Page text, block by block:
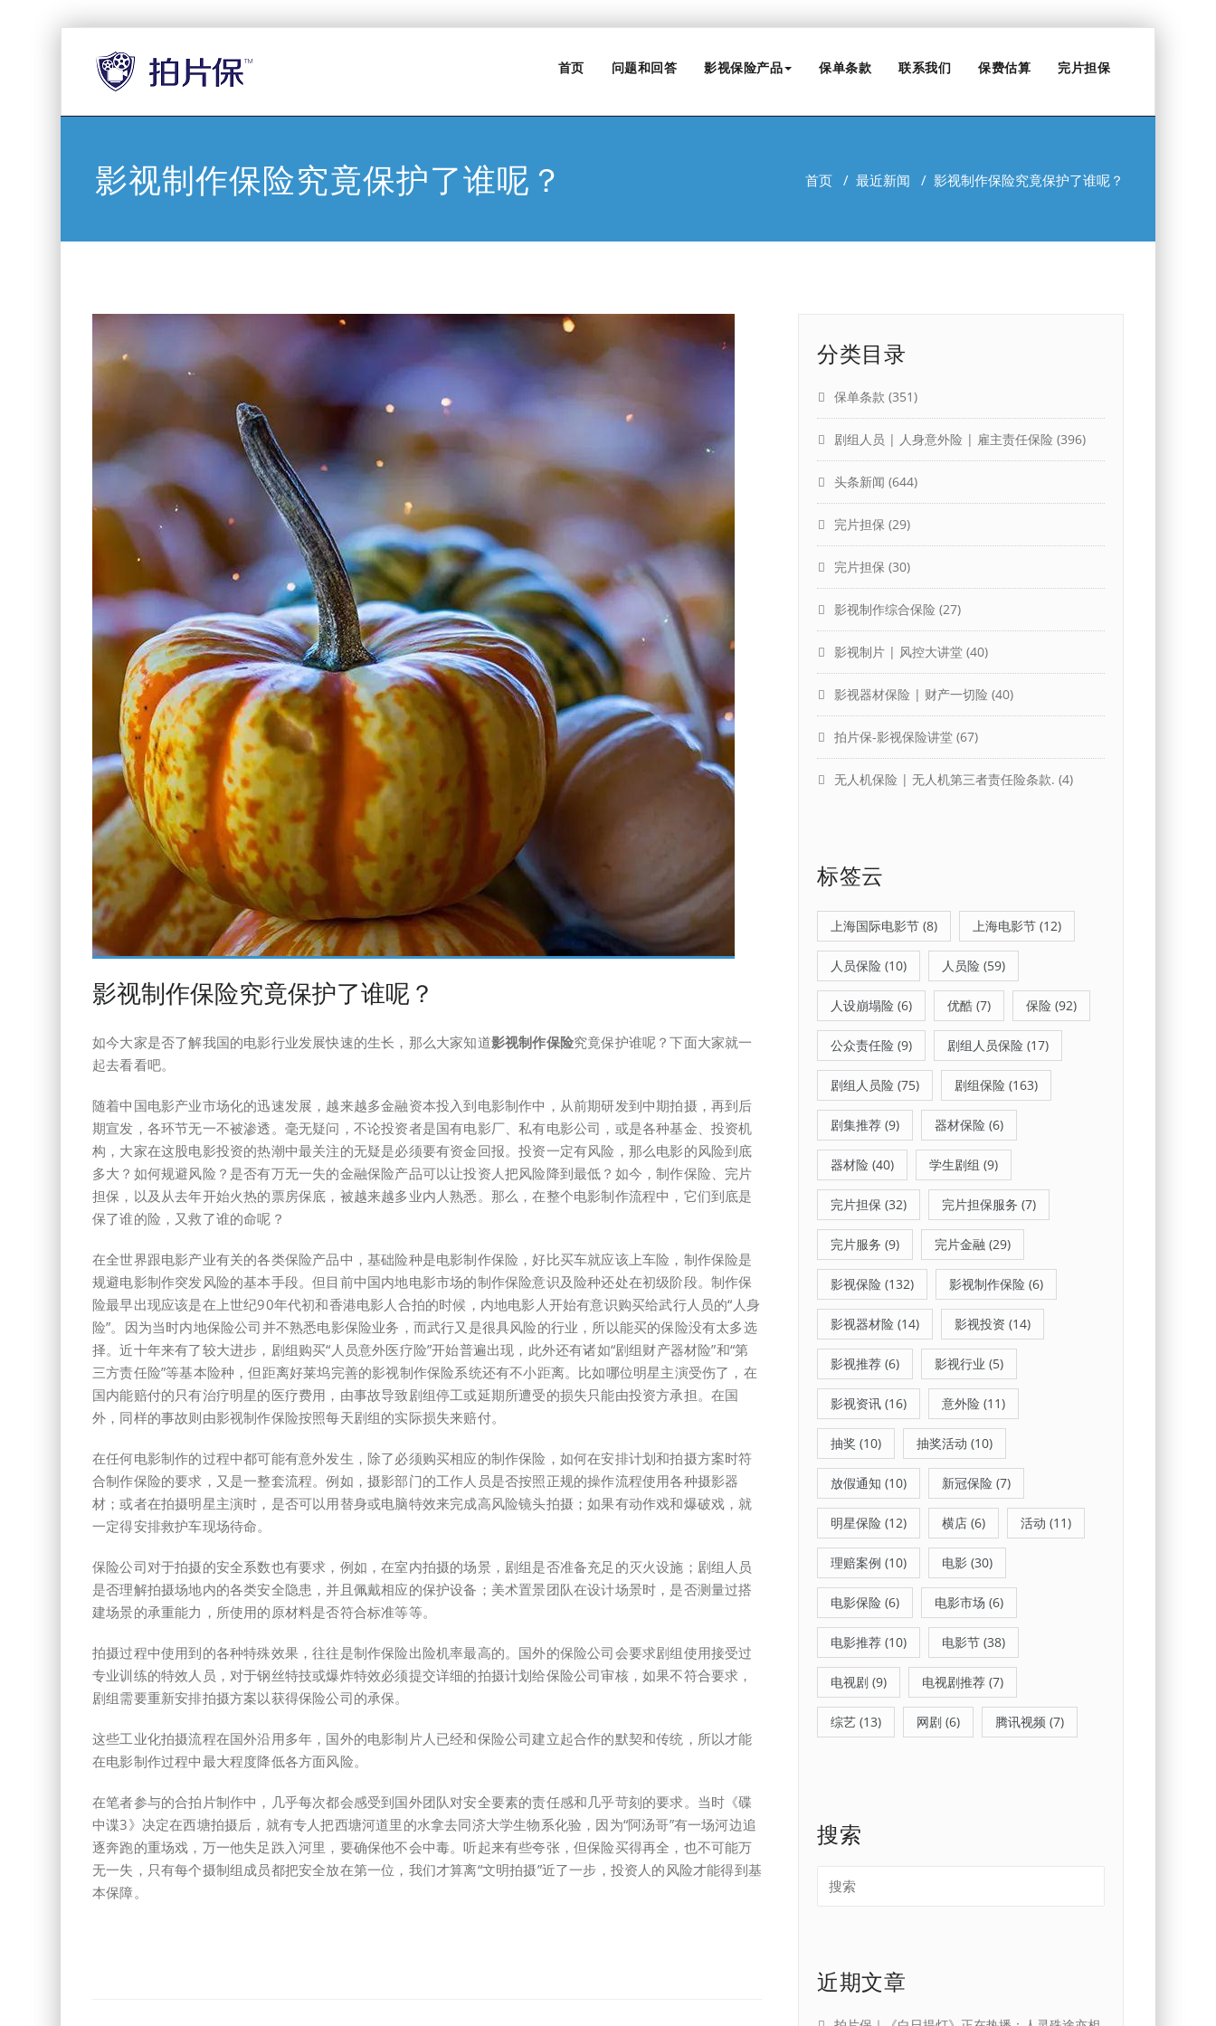
首页 问题和回答 影视保险产品 保单条款 联系我们 保费估算 完片担保
影视制作保险究竟保护了谁呢？ 首页 / 最近新闻 / 影视制作保险究竟保护了谁呢？
影视制作保险究竟保护了谁呢？
如今大家是否了解我国的电影行业发展快速的生长，那么大家知道影视制作保险究竟保护谁呢？下面大家就一
起去看看吧。
随着中国电影产业市场化的迅速发展，越来越多金融资本投入到电影制作中，从前期研发到中期拍摄，再到后
期宣发，各环节无一不被渗透。毫无疑问，不论投资者是国有电影厂、私有电影公司，或是各种基金、投资机
构，大家在这股电影投资的热潮中最关注的无疑是必须要有资金回报。投资一定有风险，那么电影的风险到底
多大？如何规避风险？是否有万无一失的金融保险产品可以让投资人把风险降到最低？如今，制作保险、完片
担保，以及从去年开始火热的票房保底，被越来越多业内人熟悉。那么，在整个电影制作流程中，它们到底是
保了谁的险，又救了谁的命呢？
在全世界跟电影产业有关的各类保险产品中，基础险种是电影制作保险，好比买车就应该上车险，制作保险是
规避电影制作突发风险的基本手段。但目前中国内地电影市场的制作保险意识及险种还处在初级阶段。制作保
险最早出现应该是在上世纪90年代初和香港电影人合拍的时候，内地电影人开始有意识购买给武行人员的“人身
险”。因为当时内地保险公司并不熟悉电影保险业务，而武行又是很具风险的行业，所以能买的保险没有太多选
择。近十年来有了较大进步，剧组购买“人员意外医疗险”开始普遍出现，此外还有诸如“剧组财产器材险”和“第
三方责任险”等基本险种，但距离好莱坞完善的影视制作保险系统还有不小距离。比如哪位明星主演受伤了，在
国内能赔付的只有治疗明星的医疗费用，由事故导致剧组停工或延期所遭受的损失只能由投资方承担。在国
外，同样的事故则由影视制作保险按照每天剧组的实际损失来赔付。
在任何电影制作的过程中都可能有意外发生，除了必须购买相应的制作保险，如何在安排计划和拍摄方案时符
合制作保险的要求，又是一整套流程。例如，摄影部门的工作人员是否按照正规的操作流程使用各种摄影器
材；或者在拍摄明星主演时，是否可以用替身或电脑特效来完成高风险镜头拍摄；如果有动作戏和爆破戏，就
一定得安排救护车现场待命。
保险公司对于拍摄的安全系数也有要求，例如，在室内拍摄的场景，剧组是否准备充足的灭火设施；剧组人员
是否理解拍摄场地内的各类安全隐患，并且佩戴相应的保护设备；美术置景团队在设计场景时，是否测量过搭
建场景的承重能力，所使用的原材料是否符合标准等等。
拍摄过程中使用到的各种特殊效果，往往是制作保险出险机率最高的。国外的保险公司会要求剧组使用接受过
专业训练的特效人员，对于钢丝特技或爆炸特效必须提交详细的拍摄计划给保险公司审核，如果不符合要求，
剧组需要重新安排拍摄方案以获得保险公司的承保。
这些工业化拍摄流程在国外沿用多年，国外的电影制片人已经和保险公司建立起合作的默契和传统，所以才能
在电影制作过程中最大程度降低各方面风险。
在笔者参与的合拍片制作中，几乎每次都会感受到国外团队对安全要素的责任感和几乎苛刻的要求。当时《碟
中谍3》决定在西塘拍摄后，就有专人把西塘河道里的水拿去同济大学生物系化验，因为“阿汤哥”有一场河边追
逐奔跑的重场戏，万一他失足跌入河里，要确保他不会中毒。听起来有些夸张，但保险买得再全，也不可能万
无一失，只有每个摄制组成员都把安全放在第一位，我们才算离“文明拍摄”近了一步，投资人的风险才能得到基
本保障。
分类目录
保单条款 (351)
剧组人员 | 人身意外险 | 雇主责任保险 (396)
头条新闻 (644)
完片担保 (29)
完片担保 (30)
影视制作综合保险 (27)
影视制片 | 风控大讲堂 (40)
影视器材保险 | 财产一切险 (40)
拍片保-影视保险讲堂 (67)
无人机保险 | 无人机第三者责任险条款. (4)
标签云
上海国际电影节 (8) 上海电影节 (12)
人员保险 (10) 人员险 (59)
人设崩塌险 (6) 优酷 (7) 保险 (92)
公众责任险 (9) 剧组人员保险 (17)
剧组人员险 (75) 剧组保险 (163)
剧集推荐 (9) 器材保险 (6)
器材险 (40) 学生剧组 (9)
完片担保 (32) 完片担保服务 (7)
完片服务 (9) 完片金融 (29)
影视保险 (132) 影视制作保险 (6)
影视器材险 (14) 影视投资 (14)
影视推荐 (6) 影视行业 (5)
影视资讯 (16) 意外险 (11)
抽奖 (10) 抽奖活动 (10)
放假通知 (10) 新冠保险 (7)
明星保险 (12) 横店 (6) 活动 (11)
理赔案例 (10) 电影 (30)
电影保险 (6) 电影市场 (6)
电影推荐 (10) 电影节 (38)
电视剧 (9) 电视剧推荐 (7)
综艺 (13) 网剧 (6) 腾讯视频 (7)
搜索
近期文章